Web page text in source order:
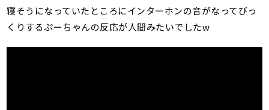
寝そうになっていたところにインターホンの音がなってびっ
くりするぷーちゃんの反応が人間みたいでしたw